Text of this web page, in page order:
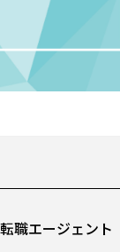
職エージェント